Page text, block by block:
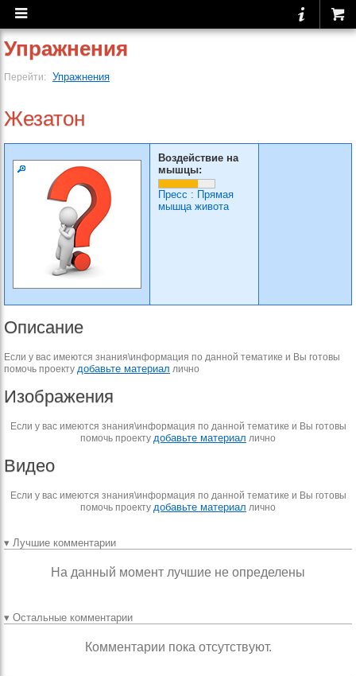
Упражнения
Перейти: Упражнения
Жезатон
Воздействие на
мышцы:
Пресс : Прямая
мышца живота
Описание
Если у вас имеются знания\информация по данной тематике и Вы готовы
помочь проекту добавьте материал лично
Изображения
Если у вас имеются знания\информация по данной тематике и Вы готовы
помочь проекту добавьте материал лично
Видео
Если у вас имеются знания\информация по данной тематике и Вы готовы
помочь проекту добавьте материал лично
▾ Лучшие комментарии
На данный момент лучшие не определены
▾ Остальные комментарии
Комментарии пока отсутствуют.